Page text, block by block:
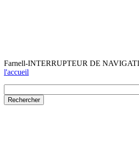
Farnell-INTERRUPTEUR DE
l'accueil